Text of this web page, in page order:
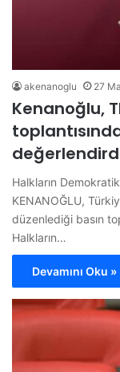
akenanoglu 27
Kenanoğlu,
Halkların
KENANOĞLU,
düzenlediği basın
Halkların…
Devamını Oku »